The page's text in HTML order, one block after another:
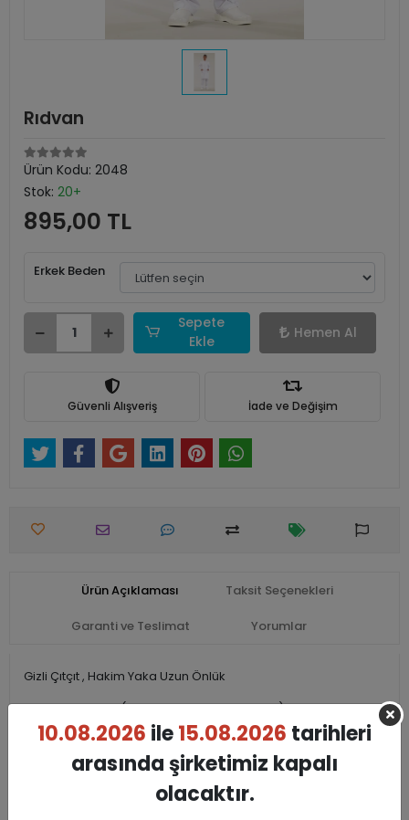
Rıdvan
Ürün Kodu: 2048
Stok: 20+
895,00 TL
Erkek Beden
Sepete
Ekle
Hemen Al
Güvenli Alışveriş İade ve Değişim
Ürün Açıklaması
Garanti ve Teslimat
Taksit Seçenekleri
Yorumlar
Gizli Çıtçıt , Hakim Yaka Uzun Önlük
Kumaş : Alpaka (%67 Polyester %33 Viscon)
Siparişler 7-10 İş Günü içinde Kargoya Teslim edilmektedir.
10.08.2026 ile15.08.2026 tarihleri
arasında şirketimiz kapalı
olacaktır.